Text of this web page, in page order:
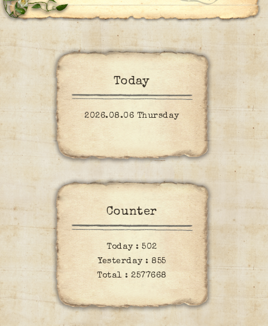
Today
2026.08.06 Thursday
Counter
Today :502
Yesterday : 855
Total :2577668